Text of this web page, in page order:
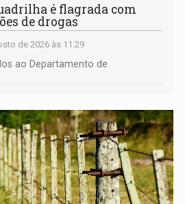
é flagrada com
de drogas
de 2026 às 11:29
ao Departamento de